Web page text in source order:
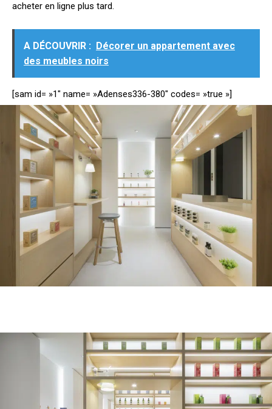
acheter en ligne plus tard.
A DÉCOUVRIR :
Décorer un appartement avec
des meubles noirs
[sam id= »1″ name= »Adenses336-380″ codes= »true »]